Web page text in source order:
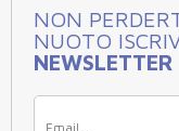
NON
NUOTO
NEWSLETTER